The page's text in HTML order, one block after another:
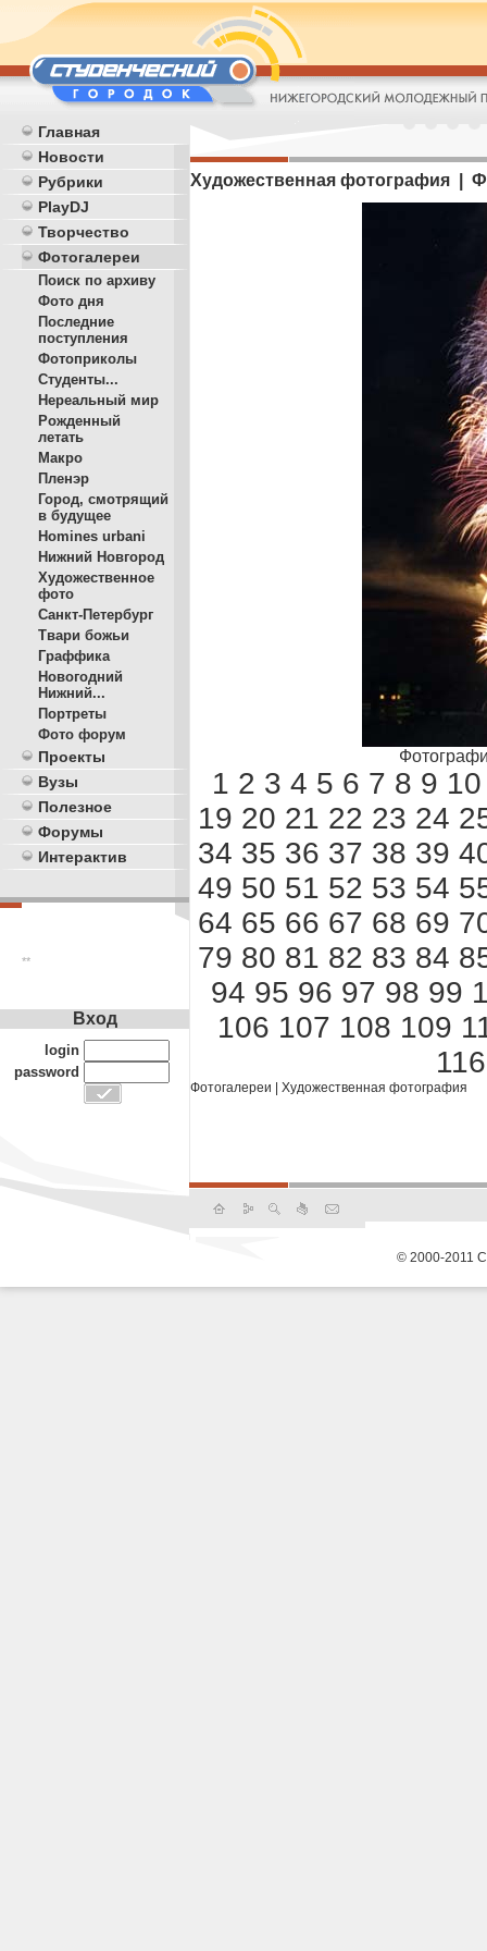
Главная
Новости
Рубрики
PlayDJ
Творчество
Фотогалереи
Поиск по архиву
Фото дня
Последние
поступления
Фотоприколы
Студенты...
Нереальный мир
Рожденный
летать
Макро
Пленэр
Город, смотрящий
в будущее
Homines urbani
Нижний Новгород
Художественное
фото
Санкт-Петербург
Твари божьи
Граффика
Новогодний
Нижний...
Портреты
Фото форум
Проекты
Вузы
Полезное
Форумы
Интерактив
**
Художественная фотография |
1 2 3 4 5 6 7 8 9 10
19 20 21 22 23 24
34 35 36 37 38 39
49 50 51 52 53 54
64 65 66 67 68 69
79 80 81 82 83 84
94 95 96 97 98 99
106 107 108 109
116
Фотогалереи Художественная фотография
Вход
login
password
© 2000-2011